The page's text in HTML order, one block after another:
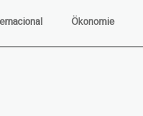
Ökonomie